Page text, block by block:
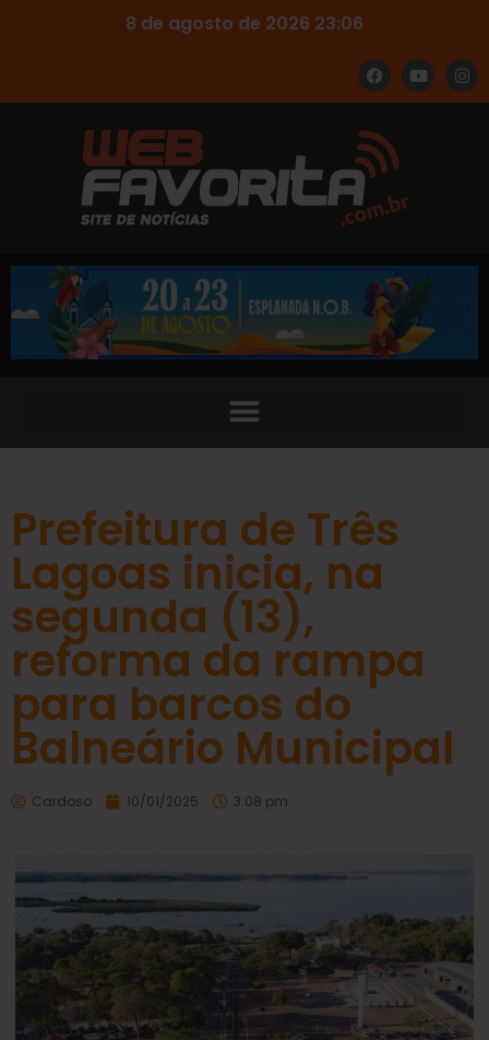
8 de agosto de 2026 23:06
Prefeitura de Três
Lagoas inicia, na
segunda (13),
reforma da rampa
para barcos do
Balneário Municipal
Cardoso 10/01/2025 3:08 pm